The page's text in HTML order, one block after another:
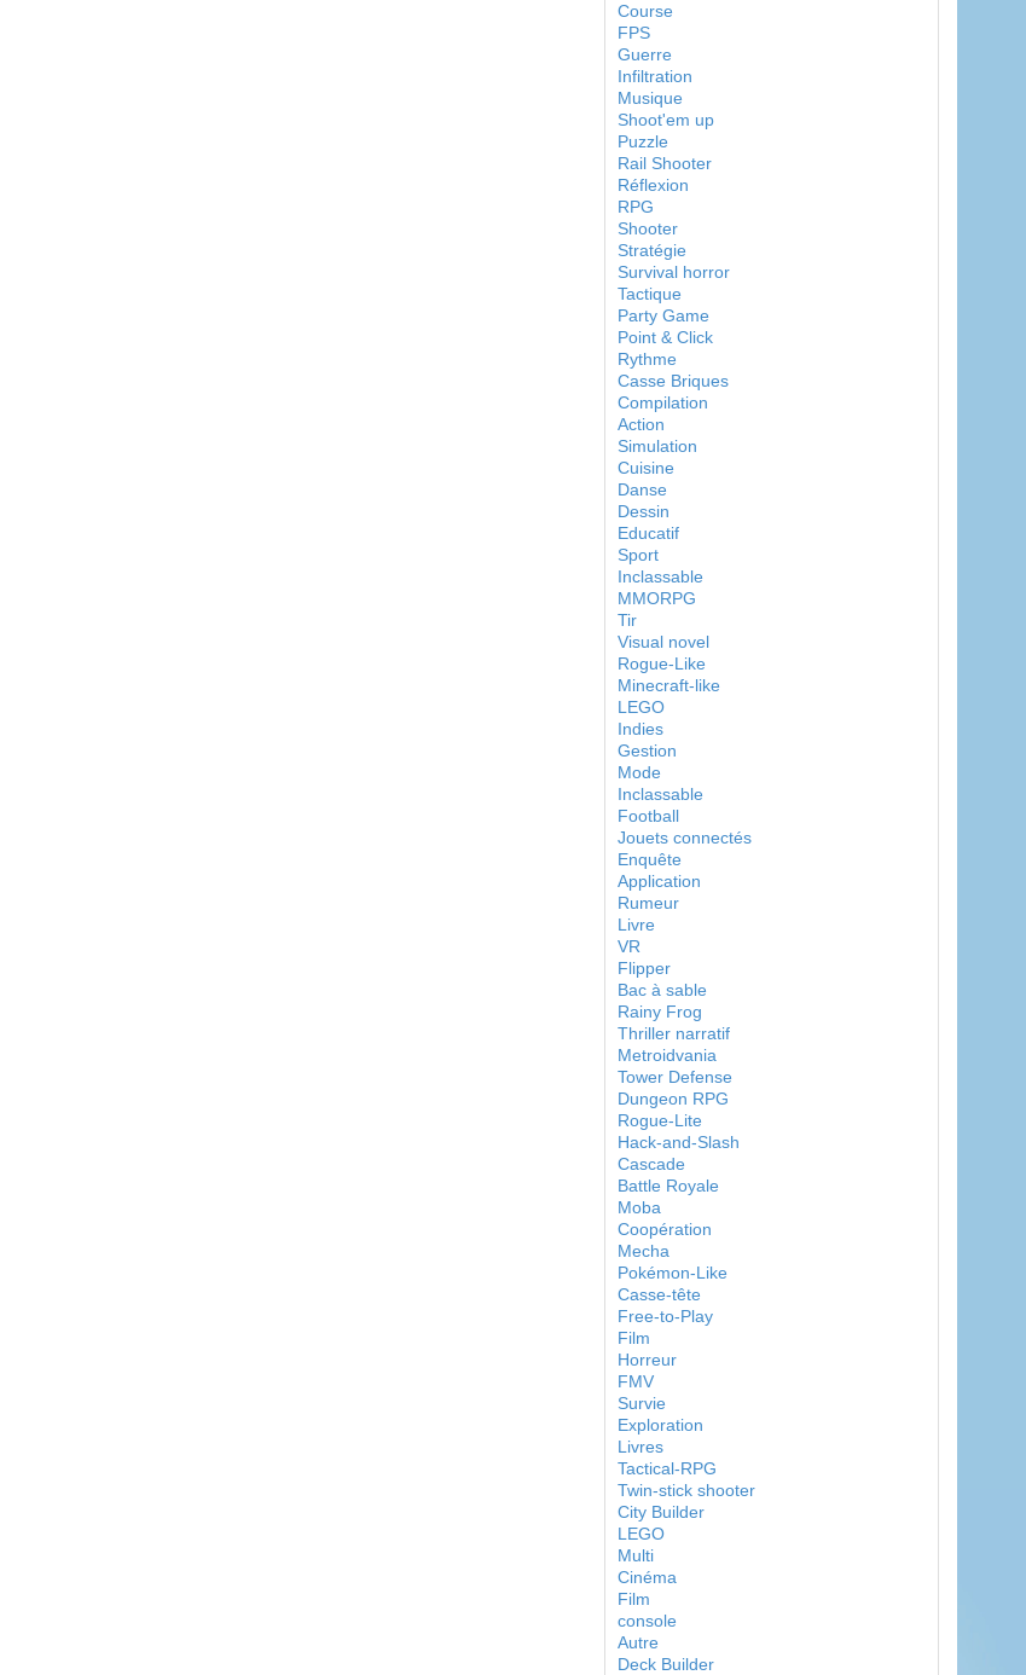
Course
FPS
Guerre
Infiltration
Musique
Shoot'em up
Puzzle
Rail Shooter
Réflexion
RPG
Shooter
Stratégie
Survival horror
Tactique
Party Game
Point & Click
Rythme
Casse Briques
Compilation
Action
Simulation
Cuisine
Danse
Dessin
Educatif
Sport
Inclassable
MMORPG
Tir
Visual novel
Rogue-Like
Minecraft-like
LEGO
Indies
Gestion
Mode
Inclassable
Football
Jouets connectés
Enquête
Application
Rumeur
Livre
VR
Flipper
Bac à sable
Rainy Frog
Thriller narratif
Metroidvania
Tower Defense
Dungeon RPG
Rogue-Lite
Hack-and-Slash
Cascade
Battle Royale
Moba
Coopération
Mecha
Pokémon-Like
Casse-tête
Free-to-Play
Film
Horreur
FMV
Survie
Exploration
Livres
Tactical-RPG
Twin-stick shooter
City Builder
LEGO
Multi
Cinéma
Film
console
Autre
Deck Builder